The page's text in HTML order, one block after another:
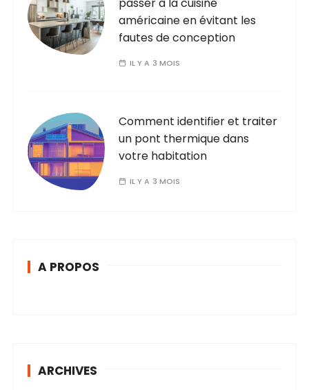
américaine en évitant les
fautes de conception
IL Y A 3 MOIS
Comment identifier et traiter
un pont thermique dans
votre habitation
IL Y A 3 MOIS
A PROPOS
ARCHIVES